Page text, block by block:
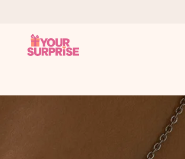
kan gi gaven i tide, når den betyr aller mest.